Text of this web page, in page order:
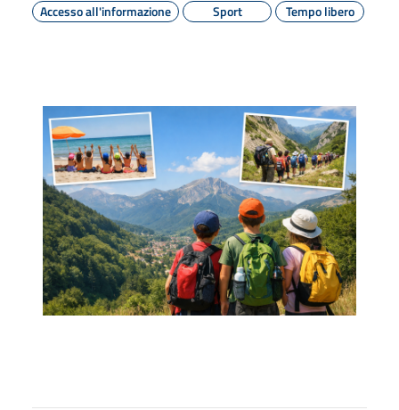
Accesso all'informazione
Sport Tempo libero